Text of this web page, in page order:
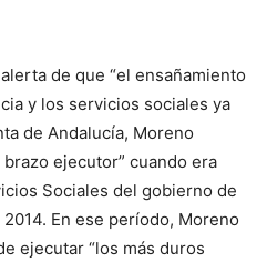
de que “el ensañamiento
y los servicios sociales ya
de Andalucía, Moreno
ejecutor” cuando era
Sociales del gobierno de
En ese período, Moreno
ejecutar “los más duros